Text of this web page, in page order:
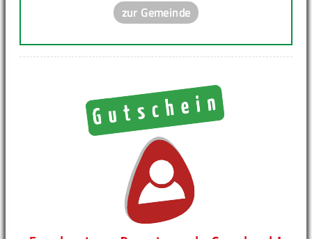
zur Gemeinde